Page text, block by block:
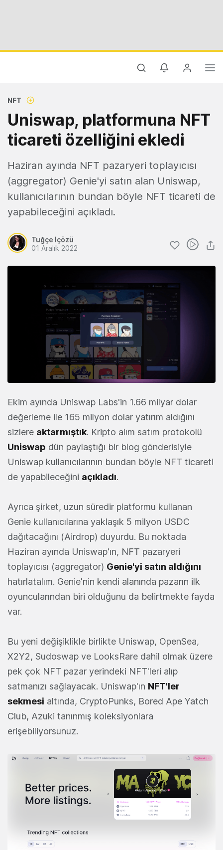
NFT
Uniswap, platformuna NFT
ticareti özelliğini ekledi
Haziran ayında NFT pazaryeri toplayıcısı
(aggregator) Genie'yi satın alan Uniswap,
kullanıcılarının bundan böyle NFT ticareti de
yapabileceğini açıkladı.
Tuğçe İçözü
01 Aralık 2022
Ekim ayında Uniswap Labs'in 1.66 milyar dolar
değerleme ile 165 milyon dolar yatırım aldığını
sizlere aktarmıştık. Kripto alım satım protokolü
Uniswap dün paylaştığı bir blog gönderisiyle
Uniswap kullanıcılarının bundan böyle NFT ticareti
de yapabileceğini açıkladı.
Ayrıca şirket, uzun süredir platformu kullanan
Genie kullanıcılarına yaklaşık 5 milyon USDC
dağıtacağını (Airdrop) duyurdu. Bu noktada
Haziran ayında Uniswap'ın, NFT pazaryeri
toplayıcısı (aggregator) Genie'yi satın aldığını
hatırlatalım. Genie'nin kendi alanında pazarın ilk
oyuncularından biri olduğunu da belirtmekte fayda
var.
Bu yeni değişiklikle birlikte Uniswap, OpenSea,
X2Y2, Sudoswap ve LooksRare dahil olmak üzere
pek çok NFT pazar yerindeki NFT'leri alıp
satmanızı sağlayacak. Uniswap'ın NFT'ler
sekmesi altında, CryptoPunks, Bored Ape Yatch
Club, Azuki tanınmış koleksiyonlara
erişebiliyorsunuz.